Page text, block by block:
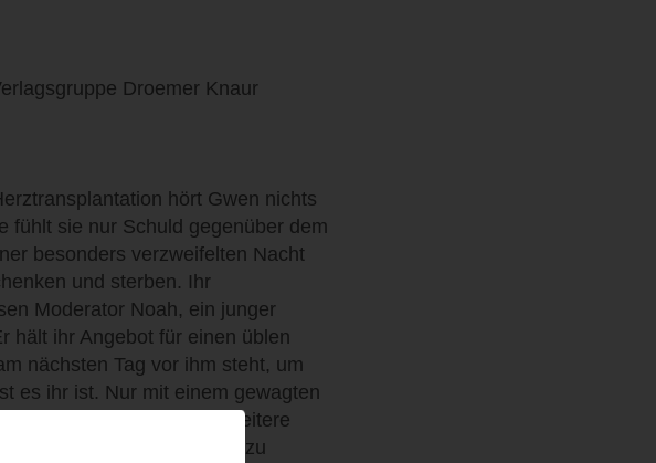
Droemer Knaur
hört Gwen nichts
fühlt sie nur Schuld gegenüber dem
besonders verzweifelten Nacht
und sterben. Ihr
Moderator Noah, ein junger
hält ihr Angebot für einen üblen
nächsten Tag vor ihm steht, um
es ihr ist. Nur mit einem gewagten
abringen, ein paar weitere
muss, Gwen von etwas zu